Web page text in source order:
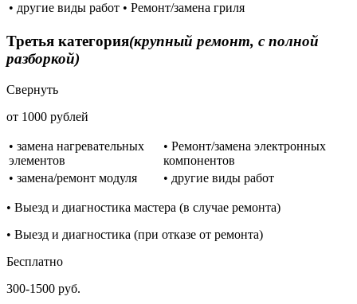
• другие виды работ • Ремонт/замена гриля
Третья категория(крупный ремонт, с полной
разборкой)
Свернуть
от 1000 рублей
• замена нагревательных
элементов
• Ремонт/замена электронных
компонентов
• замена/ремонт модуля
• другие виды работ
• Выезд и диагностика мастера (в случае ремонта)
• Выезд и диагностика (при отказе от ремонта)
Бесплатно
300-1500 руб.